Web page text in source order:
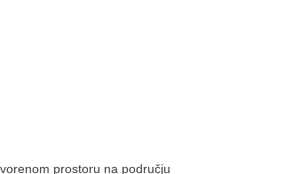
prostoru na području